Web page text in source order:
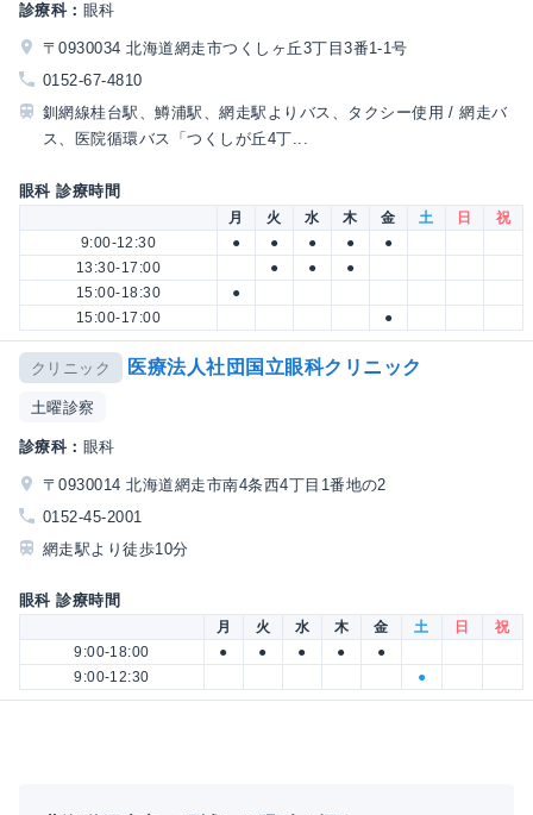
診療科： 眼科
〒0930034 北海道網走市つくしヶ丘3丁目3番1-1号
0152-67-4810
釧網線桂台駅、鱒浦駅、網走駅よりバス、タクシー使用 / 網走バ
ス、医院循環バス「つくしが丘4丁...
眼科 診療時間
月 火 水 木 金 土 日
祝
9:00-12:30
● ● ● ●
●
13:30-17:00
● ●
●
15:00-18:30
●
15:00-17:00
●
クリニック 医療法人社団国立眼科クリニック
土曜診察
診療科： 眼科
〒0930014 北海道網走市南4条西4丁目1番地の2
0152-45-2001
網走駅より徒歩10分
眼科 診療時間
月 火 水 木 金 土 日
祝
9:00-18:00
● ● ● ●
●
9:00-12:30
●